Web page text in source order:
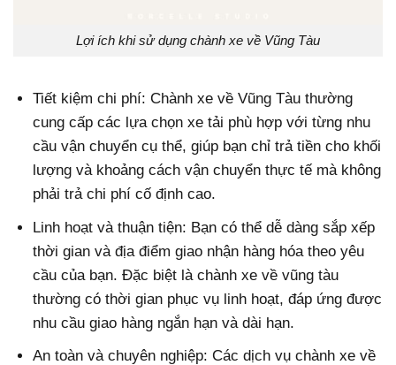
Lợi ích khi sử dụng chành xe về Vũng Tàu
Tiết kiệm chi phí: Chành xe về Vũng Tàu thường
cung cấp các lựa chọn xe tải phù hợp với từng nhu
cầu vận chuyển cụ thể, giúp bạn chỉ trả tiền cho khối
lượng và khoảng cách vận chuyển thực tế mà không
phải trả chi phí cố định cao.
Linh hoạt và thuận tiện: Bạn có thể dễ dàng sắp xếp
thời gian và địa điểm giao nhận hàng hóa theo yêu
cầu của bạn. Đặc biệt là chành xe về vũng tàu
thường có thời gian phục vụ linh hoạt, đáp ứng được
nhu cầu giao hàng ngắn hạn và dài hạn.
An toàn và chuyên nghiệp: Các dịch vụ chành xe về